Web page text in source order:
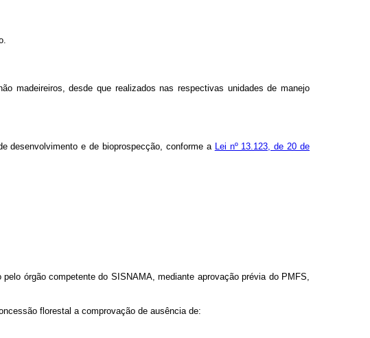
madeireiros, desde que realizados nas respectivas unidades de manejo
desenvolvimento e de bioprospecção, conforme a Lei nº 13.123, de 20 de
órgão competente do SISNAMA, mediante aprovação prévia do PMFS,
florestal a comprovação de ausência de: